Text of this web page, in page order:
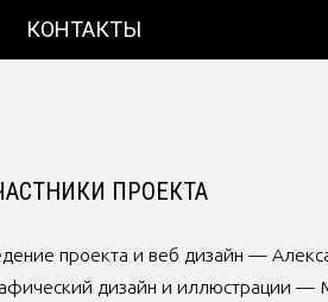
КОНТАКТЫ
ПРОЕКТА
проекта и веб дизайн —
дизайн и иллюстрации —